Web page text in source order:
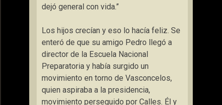
dejó general con vida.”
Los hijos crecían y eso lo hacía feliz. Se
enteró de que su amigo Pedro llegó a
director de la Escuela Nacional
Preparatoria y había surgido un
movimiento en torno de Vasconcelos,
quien aspiraba a la presidencia,
movimiento perseguido por Calles. Él y